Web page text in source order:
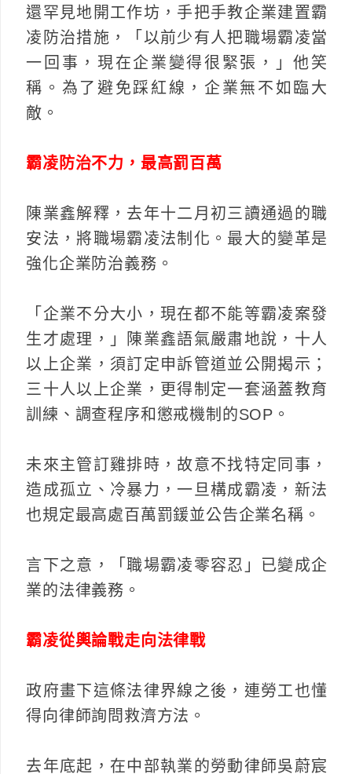
還罕見地開工作坊，手把手教企業建置霸
凌防治措施，「以前少有人把職場霸凌當
一回事，現在企業變得很緊張，」他笑
稱。為了避免踩紅線，企業無不如臨大
敵。
霸凌防治不力，最高罰百萬
陳業鑫解釋，去年十二月初三讀通過的職
安法，將職場霸凌法制化。最大的變革是
強化企業防治義務。
「企業不分大小，現在都不能等霸凌案發
生才處理，」陳業鑫語氣嚴肅地說，十人
以上企業，須訂定申訴管道並公開揭示；
三十人以上企業，更得制定一套涵蓋教育
訓練、調查程序和懲戒機制的SOP。
未來主管訂雞排時，故意不找特定同事，
造成孤立、冷暴力，一旦構成霸凌，新法
也規定最高處百萬罰鍰並公告企業名稱。
言下之意，「職場霸凌零容忍」已變成企
業的法律義務。
霸凌從輿論戰走向法律戰
政府畫下這條法律界線之後，連勞工也懂
得向律師詢問救濟方法。
去年底起，在中部執業的勞動律師吳蔚宸